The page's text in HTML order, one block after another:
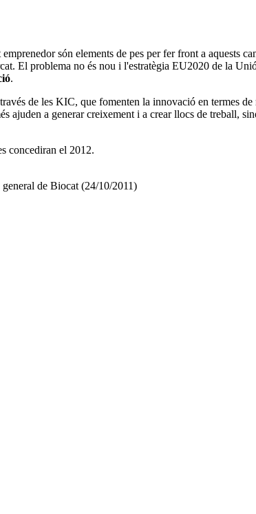
són elements de pes per fer front a aquests
El problema no és nou i l'estratègia EU2020 de la
.
de les KIC, que fomenten la innovació en termes
ajuden a generar creixement i a crear llocs de treball,
concediran el 2012.
de Biocat (24/10/2011)